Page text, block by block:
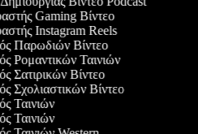
Gaming Βίντεο
Instagram Reels
Παρωδιών Βίντεο
Ρομαντικών Ταινιών
Σατιρικών Βίντεο
Σχολιαστικών Βίντεο
Ταινιών
Ταινιών